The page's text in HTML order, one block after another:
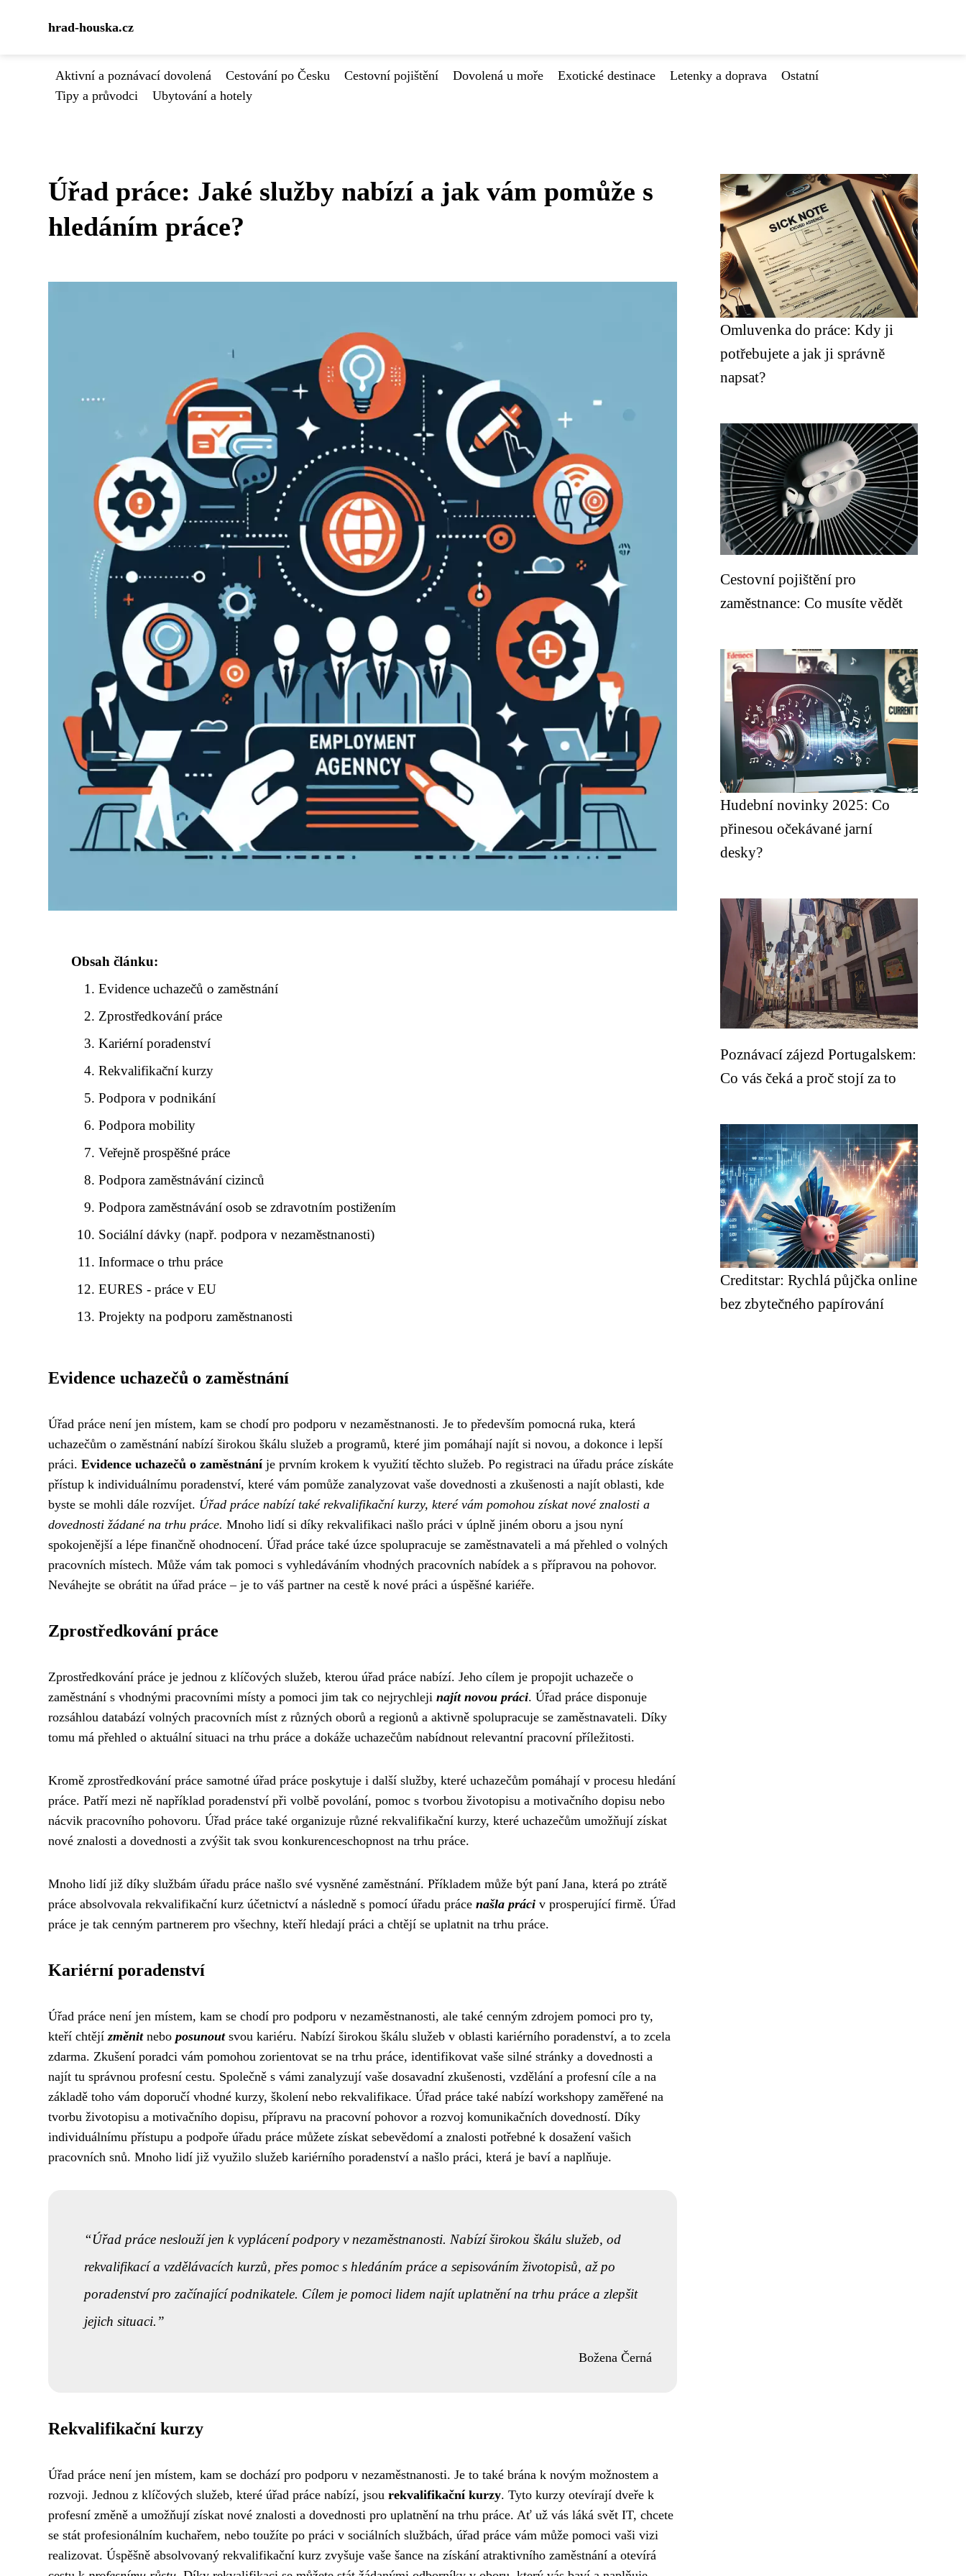
hrad-houska.cz
Aktivní a poznávací dovolená Cestování po Česku Cestovní pojištění Dovolená u moře Exotické destinace Letenky a doprava
Ostatní
Tipy a průvodci
Ubytování a hotely
Úřad práce: Jaké služby nabízí a jak vám pomůže s
hledáním práce?
Obsah článku:
Evidence uchazečů o zaměstnání
Zprostředkování práce
Kariérní poradenství
Rekvalifikační kurzy
Podpora v podnikání
Podpora mobility
Veřejně prospěšné práce
Podpora zaměstnávání cizinců
Podpora zaměstnávání osob se zdravotním postižením
Sociální dávky (např. podpora v nezaměstnanosti)
Informace o trhu práce
EURES - práce v EU
Projekty na podporu zaměstnanosti
Evidence uchazečů o zaměstnání
Úřad práce není jen místem, kam se chodí pro podporu v nezaměstnanosti. Je to především pomocná ruka, která
uchazečům o zaměstnání nabízí širokou škálu služeb a programů, které jim pomáhají najít si novou, a dokonce i lepší
práci. Evidence uchazečů o zaměstnáníje prvním krokem k využití těchto služeb. Po registraci na úřadu práce získáte
přístup k individuálnímu poradenství, které vám pomůže zanalyzovat vaše dovednosti a zkušenosti a najít oblasti, kde
byste se mohli dále rozvíjet. Úřad práce nabízí také rekvalifikační kurzy, které vám pomohou získat nové znalosti a
dovednosti žádané na trhu práce. Mnoho lidí si díky rekvalifikaci našlo práci v úplně jiném oboru a jsou nyní
spokojenější a lépe finančně ohodnocení. Úřad práce také úzce spolupracuje se zaměstnavateli a má přehled o volných
pracovních místech. Může vám tak pomoci s vyhledáváním vhodných pracovních nabídek a s přípravou na pohovor.
Neváhejte se obrátit na úřad práce – je to váš partner na cestě k nové práci a úspěšné kariéře.
Zprostředkování práce
Zprostředkování práce je jednou z klíčových služeb, kterou úřad práce nabízí. Jeho cílem je propojit uchazeče o
zaměstnání s vhodnými pracovními místy a pomoci jim tak co nejrychleji najít novou práci. Úřad práce disponuje
rozsáhlou databází volných pracovních míst z různých oborů a regionů a aktivně spolupracuje se zaměstnavateli. Díky
tomu má přehled o aktuální situaci na trhu práce a dokáže uchazečům nabídnout relevantní pracovní příležitosti.
Kromě zprostředkování práce samotné úřad práce poskytuje i další služby, které uchazečům pomáhají v procesu hledání
práce. Patří mezi ně například poradenství při volbě povolání, pomoc s tvorbou životopisu a motivačního dopisu nebo
nácvik pracovního pohovoru. Úřad práce také organizuje různé rekvalifikační kurzy, které uchazečům umožňují získat
nové znalosti a dovednosti a zvýšit tak svou konkurenceschopnost na trhu práce.
Mnoho lidí již díky službám úřadu práce našlo své vysněné zaměstnání. Příkladem může být paní Jana, která po ztrátě
práce absolvovala rekvalifikační kurz účetnictví a následně s pomocí úřadu práce našla práci v prosperující firmě. Úřad
práce je tak cenným partnerem pro všechny, kteří hledají práci a chtějí se uplatnit na trhu práce.
Kariérní poradenství
Úřad práce není jen místem, kam se chodí pro podporu v nezaměstnanosti, ale také cenným zdrojem pomoci pro ty,
kteří chtějízměnitnebo posunoutsvou kariéru. Nabízí širokou škálu služeb v oblasti kariérního poradenství, a to zcela
zdarma. Zkušení poradci vám pomohou zorientovat se na trhu práce, identifikovat vaše silné stránky a dovednosti a
najít tu správnou profesní cestu. Společně s vámi zanalyzují vaše dosavadní zkušenosti, vzdělání a profesní cíle a na
základě toho vám doporučí vhodné kurzy, školení nebo rekvalifikace. Úřad práce také nabízí workshopy zaměřené na
tvorbu životopisu a motivačního dopisu, přípravu na pracovní pohovor a rozvoj komunikačních dovedností. Díky
individuálnímu přístupu a podpoře úřadu práce můžete získat sebevědomí a znalosti potřebné k dosažení vašich
pracovních snů. Mnoho lidí již využilo služeb kariérního poradenství a našlo práci, která je baví a naplňuje.
Úřad práce neslouží jen k vyplácení podpory v nezaměstnanosti. Nabízí širokou škálu služeb, od
rekvalifikací a vzdělávacích kurzů, přes pomoc s hledáním práce a sepisováním životopisů, až po
poradenství pro začínající podnikatele. Cílem je pomoci lidem najít uplatnění na trhu práce a zlepšit
jejich situaci.
Božena Černá
Rekvalifikační kurzy
Úřad práce není jen místem, kam se dochází pro podporu v nezaměstnanosti. Je to také brána k novým možnostem a
rozvoji. Jednou z klíčových služeb, které úřad práce nabízí, jsou rekvalifikační kurzy. Tyto kurzy otevírají dveře k
profesní změně a umožňují získat nové znalosti a dovednosti pro uplatnění na trhu práce. Ať už vás láká svět IT, chcete
se stát profesionálním kuchařem, nebo toužíte po práci v sociálních službách, úřad práce vám může pomoci vaši vizi
realizovat. Úspěšně absolvovaný rekvalifikační kurz zvyšuje vaše šance na získání atraktivního zaměstnání a otevírá
Omluvenka do práce: Kdy ji
potřebujete a jak ji správně
napsat?
Cestovní pojištění pro
zaměstnance: Co musíte vědět
Hudební novinky 2025: Co
přinesou očekávané jarní
desky?
Poznávací zájezd Portugalskem:
Co vás čeká a proč stojí za to
Creditstar: Rychlá půjčka online
bez zbytečného papírování